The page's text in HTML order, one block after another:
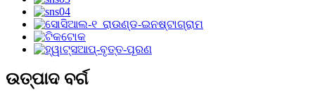
ଉତ୍ପାଦ ବର୍ଗ